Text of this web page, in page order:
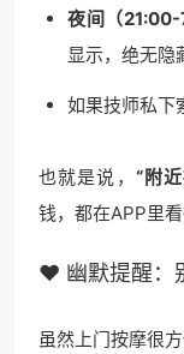
夜间（
显示，绝无隐
如果技师私下
也就是说， “附
钱，都在APP里看
❤️ 幽默提醒：
虽然上门按摩很